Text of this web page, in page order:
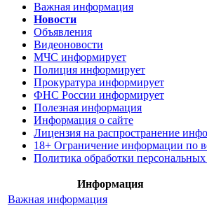
Важная информация
Новости
Объявления
Видеоновости
МЧС информирует
Полиция информирует
Прокуратура информирует
ФНС России информирует
Полезная информация
Информация о сайте
Лицензия на распространение
18+ Ограничение информации по
Политика обработки
Информация
Важная информация